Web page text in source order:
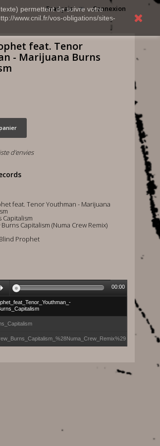
permettent de suivre votre
www.cnil.fr/vos-obligations/sites-
Connexion
Français
feat. Tenor
- Marijuana Burns
d'envies
feat. Tenor Youthman - Marijuana
Capitalism
Capitalism (Numa Crew Remix)
Prophet
00:00